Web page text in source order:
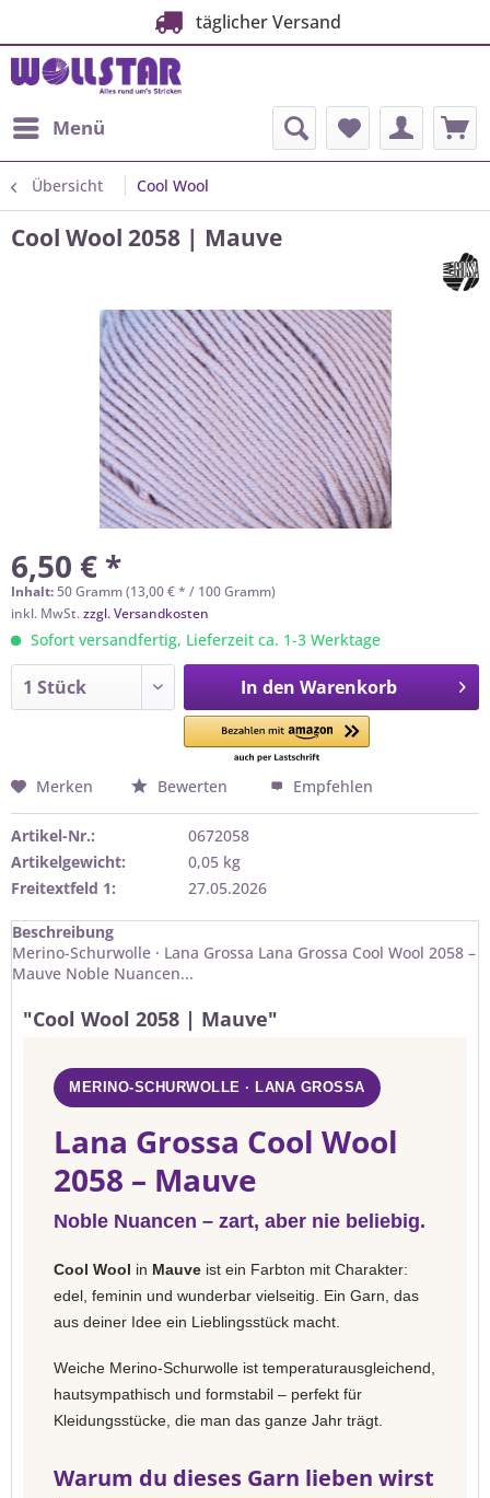
täglicher Versand
Menü
Übersicht Cool Wool
Cool Wool 2058 | Mauve
6,50 € *
Inhalt: 50 Gramm (13,00 € * / 100 Gramm)
inkl. MwSt.zzgl. Versandkosten
Sofort versandfertig, Lieferzeit ca. 1-3 Werktage
In den Warenkorb
Merken Bewerten Empfehlen
Artikel-Nr.:
0672058
Artikelgewicht:
0,05 kg
Freitextfeld 1:
27.05.2026
Beschreibung
Merino-Schurwolle · Lana Grossa Lana Grossa Cool Wool 2058 –
Mauve Noble Nuancen...
"Cool Wool 2058 | Mauve"
MERINO-SCHURWOLLE · LANA GROSSA
Lana Grossa Cool Wool
2058 – Mauve
Noble Nuancen – zart, aber nie beliebig.
Cool Wool in Mauve ist ein Farbton mit Charakter:
edel, feminin und wunderbar vielseitig. Ein Garn, das
aus deiner Idee ein Lieblingsstück macht.
Weiche Merino-Schurwolle ist temperaturausgleichend,
hautsympathisch und formstabil – perfekt für
Kleidungsstücke, die man das ganze Jahr trägt.
Warum du dieses Garn lieben wirst